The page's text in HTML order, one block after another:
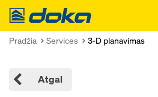
Doka
Pradžia Services 3-D planavimas
Atgal